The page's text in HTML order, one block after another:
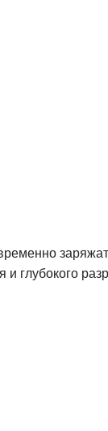
глубокого